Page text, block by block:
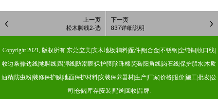
上一页
松木脚线2-选
下一页
837详细说明
Copyright 2021, 版权所有 东莞|立美|实木地板|辅料|配件|铝合金|不锈钢|全纯铜|收口线|
收边条|修边线|地脚线|踢脚线|防潮膜|保护膜|珍珠棉|瓷砖阳角线|岗石线|保护腊水|木质
油精|防虫粉|装修保护膜|地面保护材料|安装保养器材|生产|厂家|价格|报价|施工|批发|公
司|仓储|库存|安装|配送|回收|品牌.